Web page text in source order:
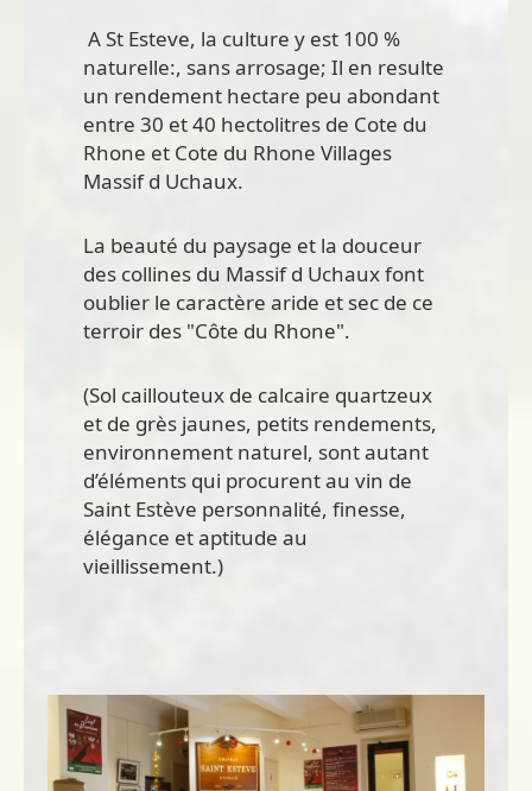
A St Esteve, la culture y est 100 %
naturelle:, sans arrosage; Il en resulte
un rendement hectare peu abondant
entre 30 et 40 hectolitres de Cote du
Rhone et Cote du Rhone Villages
Massif d Uchaux.
La beauté du paysage et la douceur
des collines du Massif d Uchaux font
oublier le caractère aride et sec de ce
terroir des "Côte du Rhone".
(Sol caillouteux de calcaire quartzeux
et de grès jaunes, petits rendements,
environnement naturel, sont autant
d’éléments qui procurent au vin de
Saint Estève personnalité, finesse,
élégance et aptitude au
vieillissement.)